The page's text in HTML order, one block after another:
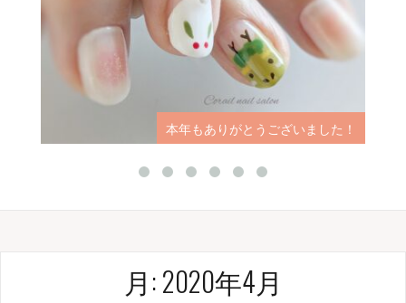
本年もありがとうございました！
月:2020年4月